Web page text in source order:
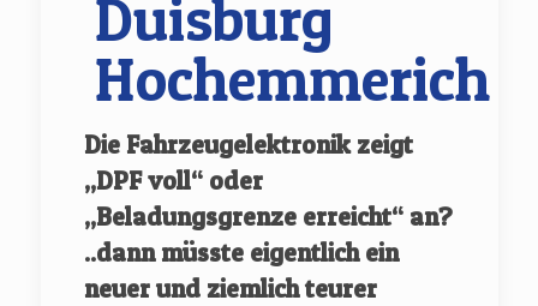
Duisburg
Hochemmerich
Die Fahrzeugelektronik zeigt
„DPF voll“ oder
„Beladungsgrenze erreicht“ an?
..dann müsste eigentlich ein
neuer und ziemlich teurer